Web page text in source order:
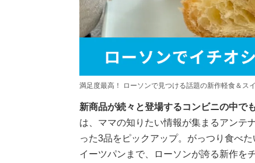
満足度最高！ ローソンで見つける話題の新作軽食＆ス
新商品が続々と登場するコンビニの中で
は、ママの知りたい情報が集まるアンテ
った3品をピックアップ。がっつり食べ
イーツパンまで、ローソンが誇る新作を